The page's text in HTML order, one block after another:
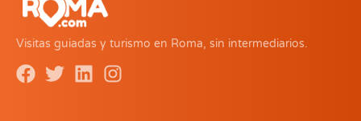
Visitas guiadas y turismo en Roma, sin intermediarios.